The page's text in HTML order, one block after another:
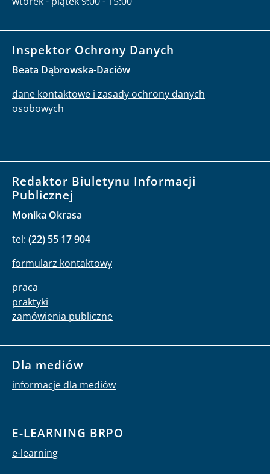
Inspektor Ochrony Danych
Beata Dąbrowska-Daciów
dane kontaktowe i zasady ochrony danych
osobowych
Redaktor Biuletynu Informacji
Publicznej
Monika Okrasa
tel: (22) 55 17 904
formularz kontaktowy
praca
praktyki
zamówienia publiczne
Dla mediów
informacje dla mediów
E-LEARNING BRPO
e-learning